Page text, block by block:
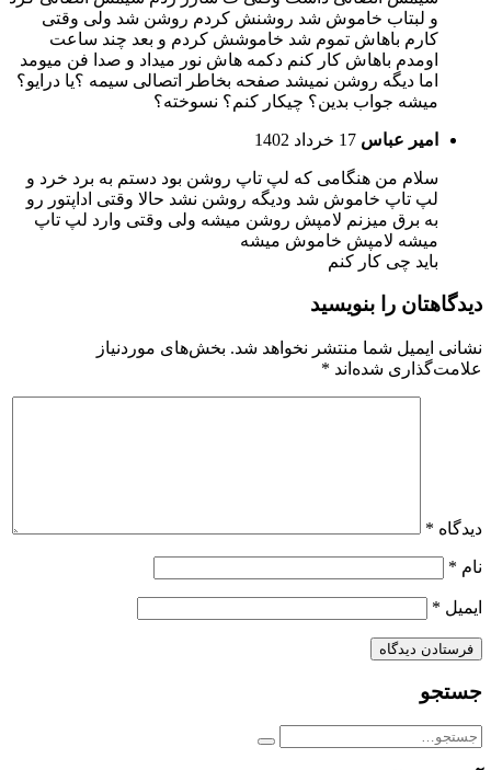
و لبتاب خاموش شد روشنش کردم روشن شد ولی وقتی
کارم باهاش تموم شد خاموشش کردم و بعد چند ساعت
اومدم باهاش کار کنم دکمه هاش نور میداد و صدا فن میومد
اما دیگه روشن نمیشد صفحه بخاطر اتصالی سیمه ؟یا درایو؟
میشه جواب بدین؟ چیکار کنم؟ نسوخته؟
امیر عباس 17 خرداد 1402
سلام من هنگامی که لپ تاپ روشن بود دستم به برد خرد و
لپ تاپ خاموش شد ودیگه روشن نشد حالا وقتی اداپتور رو
به برق میزنم لامپش روشن میشه ولی وقتی وارد لپ تاپ
میشه لامپش خاموش میشه
باید چی کار کنم
دیدگاهتان را بنویسید
نشانی ایمیل شما منتشر نخواهد شد. بخش‌های موردنیاز
علامت‌گذاری شده‌اند *
دیدگاه *
نام *
ایمیل *
جستجو